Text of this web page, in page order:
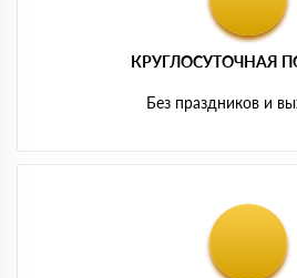
КРУГЛОСУТОЧНАЯ
Без праздников и